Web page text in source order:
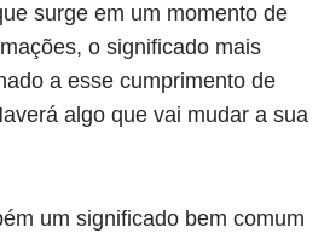
surge em um momento de
o significado mais
a esse cumprimento de
algo que vai mudar a sua
um significado bem comum